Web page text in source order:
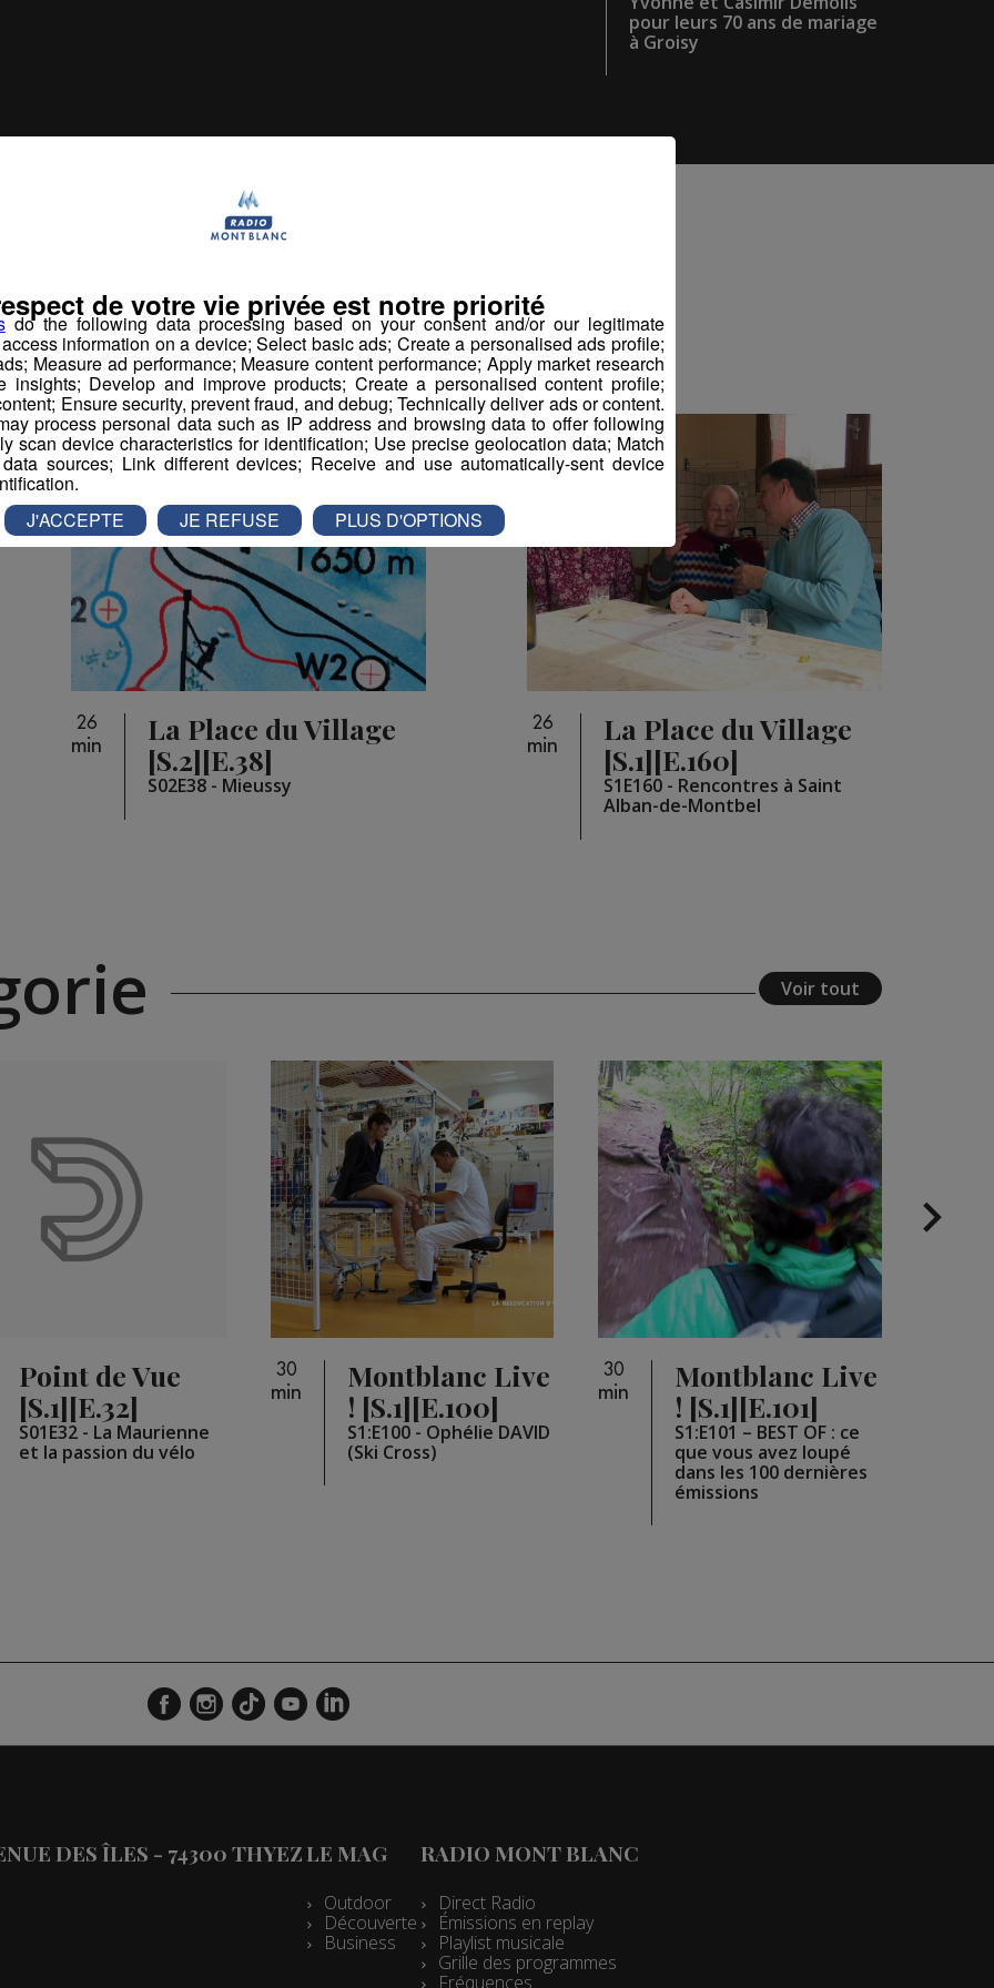
pour leurs 70 ans de mariage
à Groisy
pourriez
aimer aussi...
26
min
La Place du Village
[S.2][E.38]
S02E38 - Mieussy
26
min
La Place du Village
[S.1][E.160]
S1E160 - Rencontres à Saint
Alban-de-Montbel
Voir tout
Point de Vue
[S.1][E.32]
S01E32 - La Maurienne
et la passion du vélo
30
min
Montblanc Live
! [S.1][E.100]
S1:E100 - Ophélie DAVID
(Ski Cross)
30
min
Montblanc Live
! [S.1][E.101]
S1:E101 – BEST OF : ce
que vous avez loupé
dans les 100 dernières
émissions
DES ÎLES - 74300 THYEZLE MAG
Outdoor
Découverte
Business
RADIO MONT BLANC
Direct Radio
Émissions en replay
Playlist musicale
Grille des programmes
Fréquences
do the following data processing based on your consent and/or our legitimate
information on a device; Select basic ads; Create a personalised ads profile;
Measure ad performance; Measure content performance; Apply market research
insights; Develop and improve products; Create a personalised content profile;
Ensure security, prevent fraud, and debug; Technically deliver ads or content.
process personal data such as IP address and browsing data to offer following
scan device characteristics for identification; Use precise geolocation data; Match
sources; Link different devices; Receive and use automatically-sent device
de votre vie privée est notre priorité
J'ACCEPTE JE REFUSE PLUS D'OPTIONS